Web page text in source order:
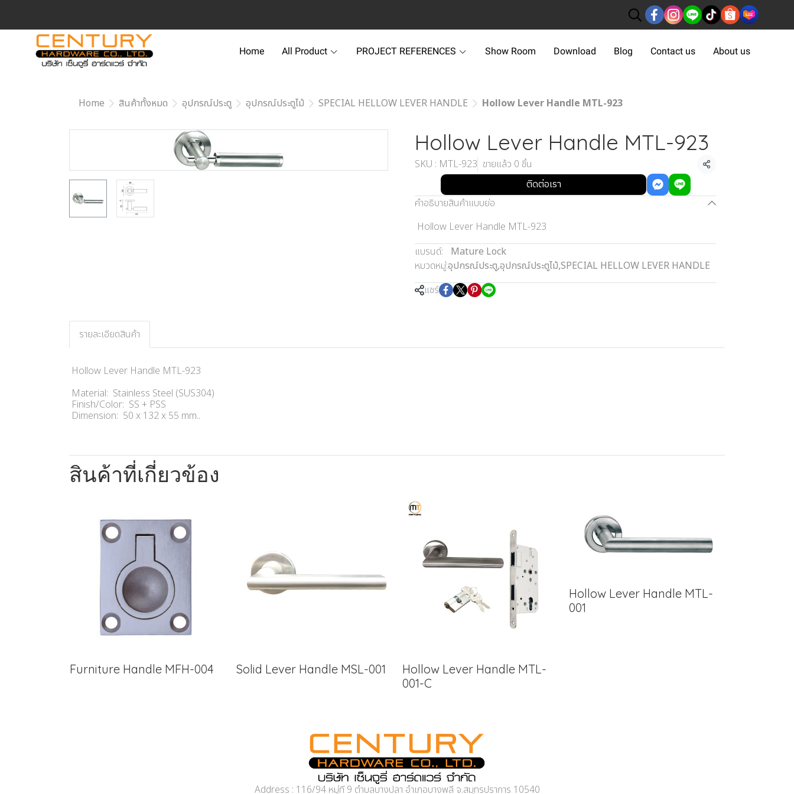
Home All Product PROJECT REFERENCES Show Room Download Blog Contact us About us
Home สินค้าทั้งหมด อุปกรณ์ประตู อุปกรณ์ประตูไม้ SPECIAL HELLOW LEVER HANDLE Hollow Lever Handle MTL-923
Hollow Lever Handle MTL-923
SKU : MTL-923 ขายแล้ว 0 ชิ้น
แชร์
ติดต่อเรา
คำอธิบายสินค้าแบบย่อ
Hollow Lever Handle MTL-923
แบรนด์:
Mature Lock
หมวดหมู่:อุปกรณ์ประตู,อุปกรณ์ประตูไม้,SPECIAL HELLOW LEVER HANDLE
แชร์
รายละเอียดสินค้า
Hollow Lever Handle MTL-923
Material: Stainless Steel (SUS304)
Finish/Color: SS + PSS
Dimension: 50 x 132 x 55 mm..
สินค้าที่เกี่ยวข้อง
Furniture Handle MFH-004 Solid Lever Handle MSL-001
Hollow Lever Handle MTL-
001-C
Hollow Lever Handle MTL-
001
Address : 116/94 หมู่ที่ 9 ตำบลบางปลา อำเภอบางพลี จ.สมุทรปราการ 10540